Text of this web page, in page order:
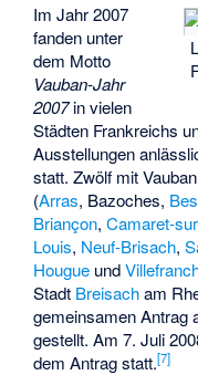
Im Jahr 2007
fanden unter
dem Motto
Vauban-Jahr
2007in vielen
Städten Frankreichs
Ausstellungen
statt. Zwölf mit
(Arras, Bazoches,
Briançon,Camaret-
Louis, Neuf-Brisach,
Hougue und
Stadt Breisacham
gemeinsamen Antrag
gestellt. Am 7. Juli
dem Antrag statt.[7]